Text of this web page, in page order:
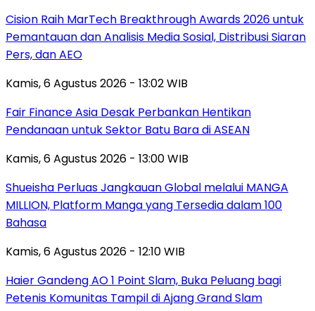
Cision Raih MarTech Breakthrough Awards 2026 untuk
Pemantauan dan Analisis Media Sosial, Distribusi Siaran
Pers, dan AEO
Kamis, 6 Agustus 2026 - 13:02 WIB
Fair Finance Asia Desak Perbankan Hentikan
Pendanaan untuk Sektor Batu Bara di ASEAN
Kamis, 6 Agustus 2026 - 13:00 WIB
Shueisha Perluas Jangkauan Global melalui MANGA
MILLION, Platform Manga yang Tersedia dalam 100
Bahasa
Kamis, 6 Agustus 2026 - 12:10 WIB
Haier Gandeng AO 1 Point Slam, Buka Peluang bagi
Petenis Komunitas Tampil di Ajang Grand Slam